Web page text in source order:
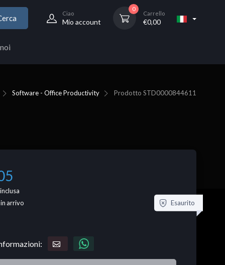
Ciao
Mio account
0
Carrello
€0,00
Software - Office Productivity Prodotto STD0000844611
arrivo
Esaurito